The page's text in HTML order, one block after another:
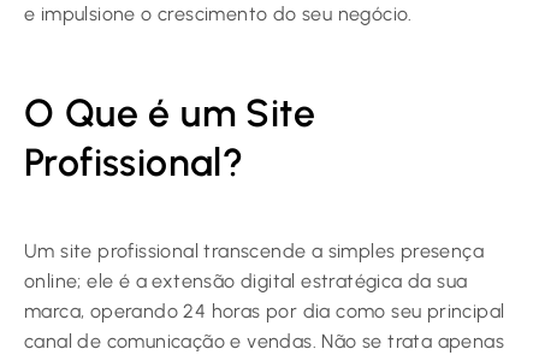
e impulsione o crescimento do seu negócio.
O Que é um Site
Profissional?
Um site profissional transcende a simples presença
online; ele é a extensão digital estratégica da sua
marca, operando 24 horas por dia como seu principal
canal de comunicação e vendas. Não se trata apenas